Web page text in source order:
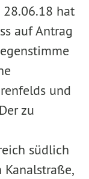
hat
auf Antrag
und
zu
südlich